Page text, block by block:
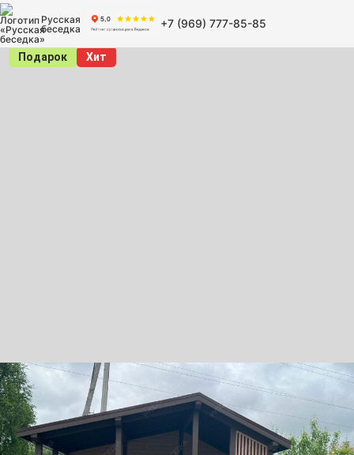
Русская
беседка
+7 (969) 777-85-85
Подарок Хит